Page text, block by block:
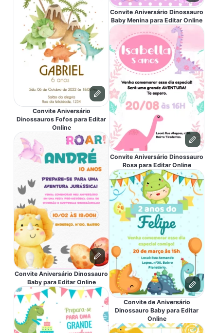
Convite Aniversário
Dinossauros Fofos para Editar
Online
Convite Aniversário Dinossauro
Baby para Editar Online
Convite Aniversário Dinossauro
Baby Menina para Editar Online
Convite Aniversário Dinossauro
Rosa para Editar Online
Convite de Aniversário
Dinossauro Baby para Editar
Online